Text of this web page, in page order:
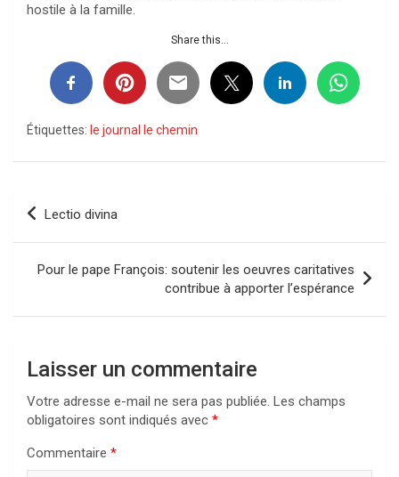
hostile à la famille.
Share this...
Étiquettes: le journal le chemin
Navigation
l’article
Lectio divina
Pour le pape François: soutenir les oeuvres caritatives
contribue à apporter l’espérance
Laisser un commentaire
Votre adresse e-mail ne sera pas publiée. Les champs
obligatoires sont indiqués avec *
Commentaire *